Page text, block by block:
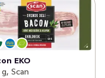
EKO
Scan